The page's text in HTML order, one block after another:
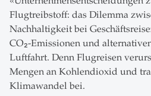
Flugtreibstoff: das Dilemma
Nachhaltigkeit bei
CO₂-Emissionen und
Luftfahrt. Denn Flugreisen
Mengen an Kohlendioxid und
Klimawandel bei.